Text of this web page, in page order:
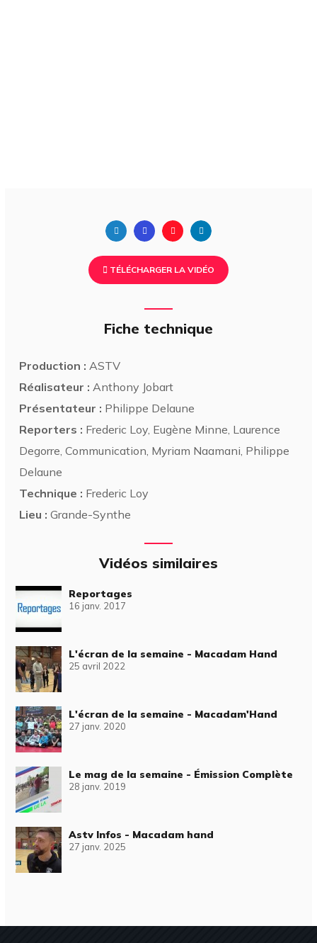
TÉLÉCHARGER LA VIDÉO
Fiche technique
Production : ASTV
Réalisateur : Anthony Jobart
Présentateur : Philippe Delaune
Reporters : Frederic Loy, Eugène Minne, Laurence
Degorre, Communication, Myriam Naamani, Philippe
Delaune
Technique : Frederic Loy
Lieu : Grande-Synthe
Vidéos similaires
Reportages
16 janv. 2017
L'écran de la semaine - Macadam Hand
25 avril 2022
L'écran de la semaine - Macadam'Hand
27 janv. 2020
Le mag de la semaine - Émission Complète
28 janv. 2019
Astv Infos - Macadam hand
27 janv. 2025